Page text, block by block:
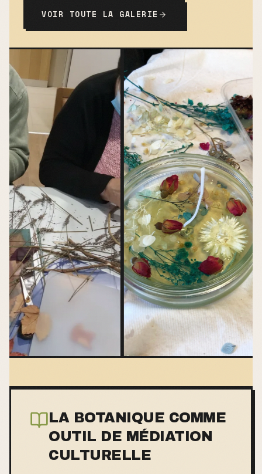
VOIR TOUTE LA GALERIE
LA BOTANIQUE COMME
OUTIL DE MÉDIATION
CULTURELLE